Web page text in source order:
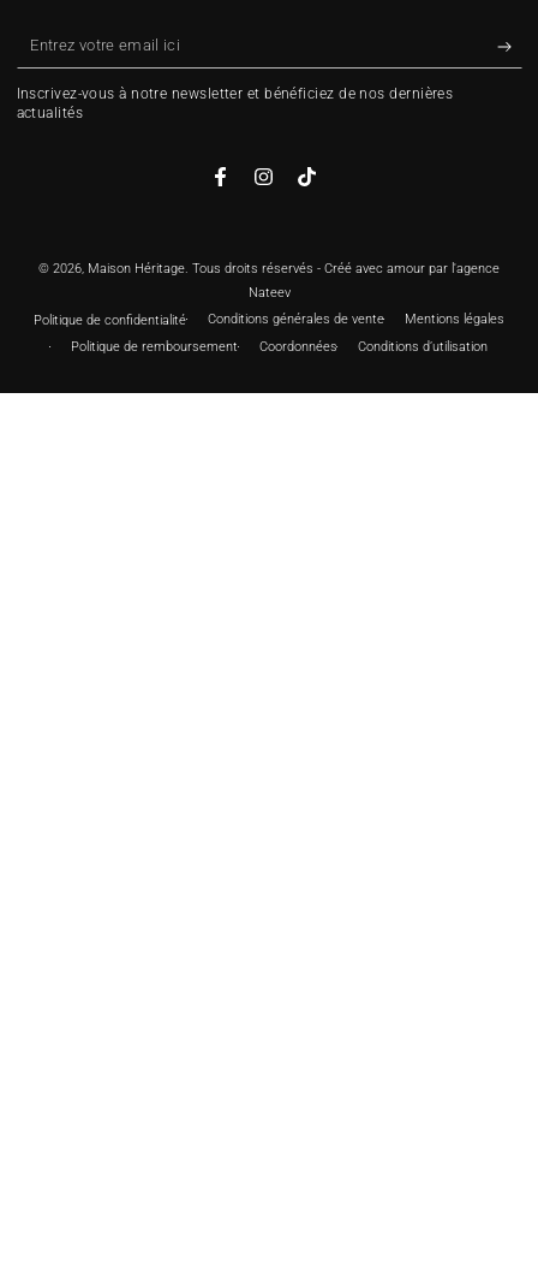
Entrez
votre
email
Inscrivez-vous à notre newsletter et bénéficiez de nos dernières
actualités
FacebookInstagramTikTok
© 2026, Maison Héritage. Tous droits réservés - Créé avec amour par l'agence
Nateev
Politique de confidentialité
Conditions générales de vente
Mentions légales
Politique de remboursement
Coordonnées Conditions d’utilisation